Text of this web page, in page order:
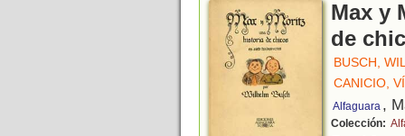
Max y
de
BUSCH,
CANICIO,
Alfaguara ,
Colección: